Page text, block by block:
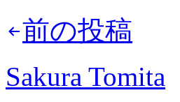
前の投稿
Sakura Tomita